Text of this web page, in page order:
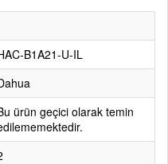
B1A21-U-IL
ürün geçici olarak temin